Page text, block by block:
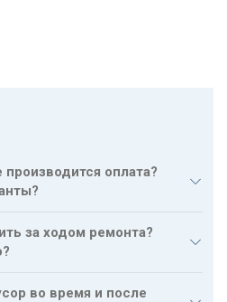
УСТАНОВКА
ВОДОНАГРЕВАТЕЛЯ
УСТАНОВКА
УСТАНОВКА
оплата?
за ходом ремонта?
во время и после